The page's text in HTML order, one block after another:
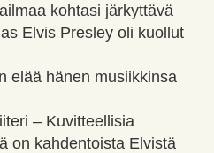
kohtasi järkyttävä
Elvis Presley oli kuollut
elää hänen musiikkinsa
– Kuvitteellisia
on kahdentoista Elvistä